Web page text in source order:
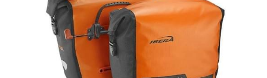
行程规划
搜索